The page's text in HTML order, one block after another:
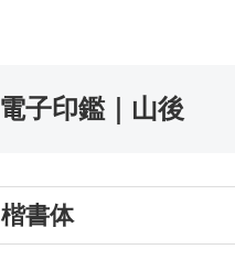
電子印鑑｜山後
楷書体